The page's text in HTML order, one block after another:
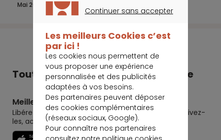
Mai 2020
Tout Meilleurtaux dans votre poche
Meilleurtaux
Libérez le potentiel de vos projets : préparez-les, suivez-
les, accomplissez-les.
Continuer sans accepter
Les meilleurs Cookies c’est
par ici !
Les cookies nous permettent de
vous proposer une expérience
personnalisée et des publicités
adaptées à vos besoins.
Des partenaires peuvent déposer
des cookies complémentaires
(réseaux sociaux, Google).
Pour connaître nos partenaires